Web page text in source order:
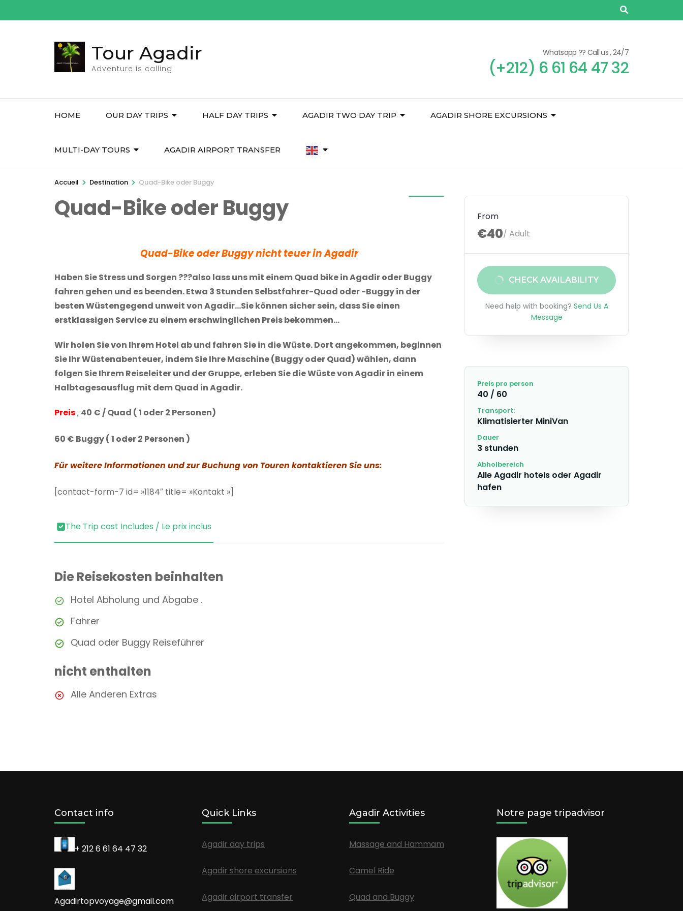
au
Tour Agadir
Adventure is calling
Whatsapp ?? Call us , 24/7
(+212) 6 61 64 47 32
HOME OUR DAY TRIPS HALF DAY TRIPS AGADIR TWO DAY TRIP AGADIR SHORE EXCURSIONS
MULTI-DAY TOURS AGADIR AIRPORT TRANSFER
Accueil > Destination > Quad-Bike oder Buggy
Quad-Bike oder Buggy
Quad-Bike oder Buggy nicht teuer in Agadir
Haben Sie Stress und Sorgen ???also lass uns mit einem Quad bike in Agadir oder Buggy
fahren gehen und es beenden. Etwa 3 Stunden Selbstfahrer-Quad oder -Buggy in der
besten Wüstengegend unweit von Agadir…Sie können sicher sein, dass Sie einen
erstklassigen Service zu einem erschwinglichen Preis bekommen…
Wir holen Sie von Ihrem Hotel ab und fahren Sie in die Wüste. Dort angekommen, beginnen
Sie Ihr Wüstenabenteuer, indem Sie Ihre Maschine (Buggy oder Quad) wählen, dann
folgen Sie Ihrem Reiseleiter und der Gruppe, erleben Sie die Wüste von Agadir in einem
Halbtagesausflug mit dem Quad in Agadir.
Preis; 40 € / Quad ( 1 oder 2 Personen)
60 € Buggy ( 1 oder 2 Personen )
Für weitere Informationen und zur Buchung von Touren kontaktieren Sie uns:
[contact-form-7 id= »1184″ title= »Kontakt »]
The Trip cost Includes / Le prix inclus
Die Reisekosten beinhalten
Hotel Abholung und Abgabe .
Fahrer
Quad oder Buggy Reiseführer
nicht enthalten
Alle Anderen Extras
From
€40/ Adult
CHECK AVAILABILITY
Need help with booking? Send Us A
Message
Preis pro person
40 / 60
Transport:
Klimatisierter MiniVan
Dauer
3 stunden
Abholbereich
Alle Agadir hotels oder Agadir
hafen
Contact info
+ 212 6 61 64 47 32
Agadirtopvoyage@gmail.com
Quick Links
Agadir day trips
Agadir shore excursions
Agadir airport transfer
Agadir Activities
Massage and Hammam
Camel Ride
Quad and Buggy
Notre page tripadvisor